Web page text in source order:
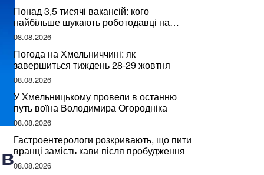
Понад 3,5 тисячі вакансій: кого
найбільше шукають роботодавці на
Хмельниччині
08.08.2026
Погода на Хмельниччині: як
завершиться тиждень 28-29 жовтня
08.08.2026
У Хмельницькому провели в останню
путь воїна Володимира Огородніка
08.08.2026
Гастроентерологи розкривають, що пити
вранці замість кави після пробудження
08.08.2026